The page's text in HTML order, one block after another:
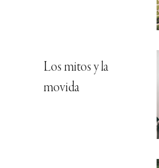
Los mitos y la
movida